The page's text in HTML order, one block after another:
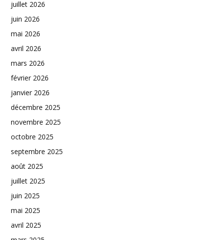
juillet 2026
juin 2026
mai 2026
avril 2026
mars 2026
février 2026
janvier 2026
décembre 2025
novembre 2025
octobre 2025
septembre 2025
août 2025
juillet 2025
juin 2025
mai 2025
avril 2025